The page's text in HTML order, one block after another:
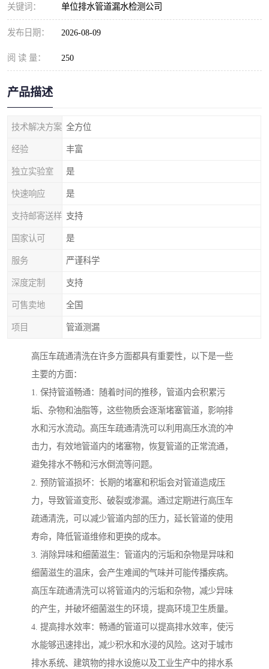
关键词： 单位排水管道漏水检测公司
发布日期： 2026-08-09
阅 读 量： 250
产品描述
技术解决方案 全方位
经验 丰富
独立实验室 是
快速响应 是
支持邮寄送样 支持
国家认可 是
服务 严谨科学
深度定制 支持
可售卖地 全国
项目 管道测漏
高压车疏通清洗在许多方面都具有重要性，以下是一些
主要的方面：
1. 保持管道畅通：随着时间的推移，管道内会积累污
垢、杂物和油脂等，这些物质会逐渐堵塞管道，影响排
水和污水流动。高压车疏通清洗可以利用高压水流的冲
击力，有效地管道内的堵塞物，恢复管道的正常流通，
避免排水不畅和污水倒流等问题。
2. 预防管道损坏：长期的堵塞和积垢会对管道造成压
力，导致管道变形、破裂或渗漏。通过定期进行高压车
疏通清洗，可以减少管道内部的压力，延长管道的使用
寿命，降低管道维修和更换的成本。
3. 消除异味和细菌滋生：管道内的污垢和杂物是异味和
细菌滋生的温床，会产生难闻的气味并可能传播疾病。
高压车疏通清洗可以将管道内的污垢和杂物，减少异味
的产生，并破坏细菌滋生的环境，提高环境卫生质量。
4. 提高排水效率：畅通的管道可以提高排水效率，使污
水能够迅速排出，减少积水和水浸的风险。这对于城市
排水系统、建筑物的排水设施以及工业生产中的排水系